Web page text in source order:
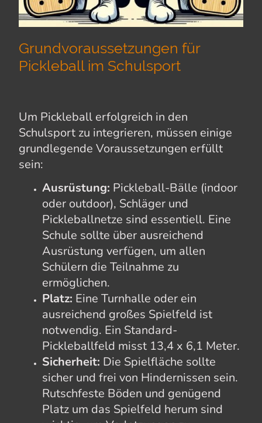
Grundvoraussetzungen für
Pickleball im Schulsport
Um Pickleball erfolgreich in den
Schulsport zu integrieren, müssen einige
grundlegende Voraussetzungen erfüllt
sein:
Ausrüstung: Pickleball-Bälle (indoor
oder outdoor), Schläger und
Pickleballnetze sind essentiell. Eine
Schule sollte über ausreichend
Ausrüstung verfügen, um allen
Schülern die Teilnahme zu
ermöglichen.
Platz: Eine Turnhalle oder ein
ausreichend großes Spielfeld ist
notwendig. Ein Standard-
Pickleballfeld misst 13,4 x 6,1 Meter.
Sicherheit: Die Spielfläche sollte
sicher und frei von Hindernissen sein.
Rutschfeste Böden und genügend
Platz um das Spielfeld herum sind